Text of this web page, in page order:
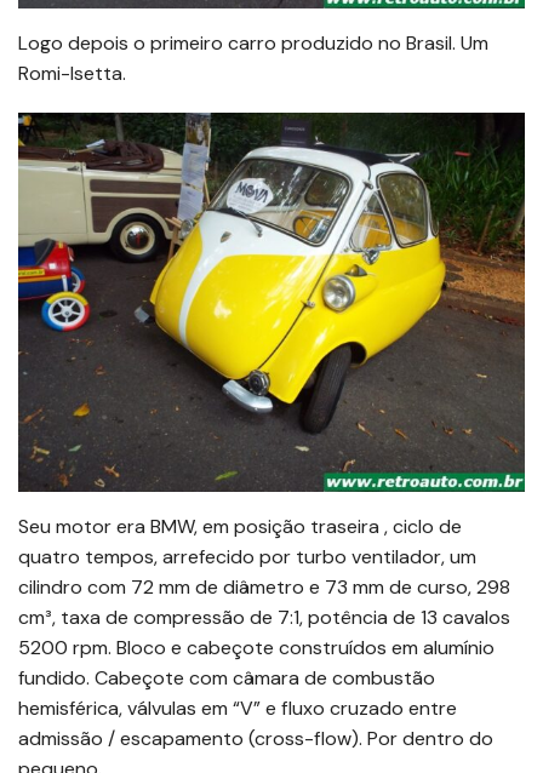
Logo depois o primeiro carro produzido no Brasil. Um
Romi-Isetta.
Seu motor era BMW, em posição traseira , ciclo de
quatro tempos, arrefecido por turbo ventilador, um
cilindro com 72 mm de diâmetro e 73 mm de curso, 298
cm³, taxa de compressão de 7:1, potência de 13 cavalos
5200 rpm. Bloco e cabeçote construídos em alumínio
fundido. Cabeçote com câmara de combustão
hemisférica, válvulas em “V” e fluxo cruzado entre
admissão / escapamento (cross-flow). Por dentro do